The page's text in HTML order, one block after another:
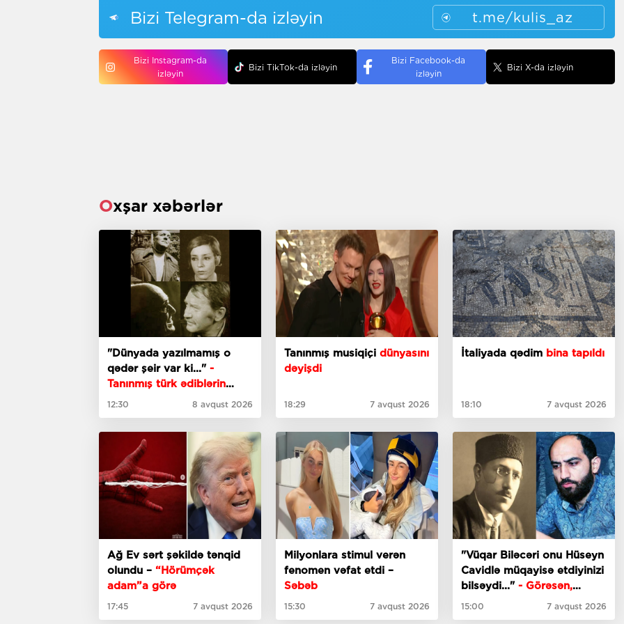
Bizi Telegram-da izləyin t.me/kulis_az
Bizi Instagram-da
izləyin
Bizi TikTok-da izləyin
Bizi Facebook-da
izləyin
Bizi X-da izləyin
Oxşar xəbərlər
"Dünyada yazılmamış o
qədər şeir var ki..." -
Tanınmış türk ədiblərin
söhbəti
12:30 8 avqust 2026
Tanınmış musiqiçi dünyasını
dəyişdi
18:29 7 avqust 2026
İtaliyada qədim bina tapıldı
18:10 7 avqust 2026
Ağ Ev sərt şəkildə tənqid
olundu – “Hörümçək
adam”a görə
17:45 7 avqust 2026
Milyonlara stimul verən
fenomen vəfat etdi –
Səbəb
15:30 7 avqust 2026
"Vüqar Biləcəri onu Hüseyn
Cavidlə müqayisə etdiyinizi
bilsəydi..." - Görəsən,
meyxanaçılar bizdən
15:00 7 avqust 2026